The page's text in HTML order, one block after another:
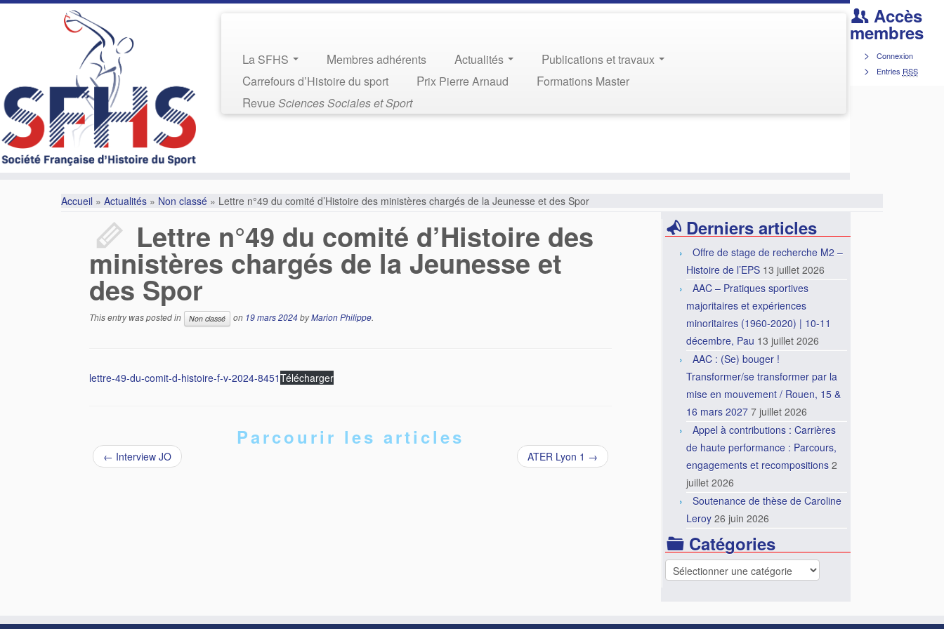
Accès
membres
Connexion
Entries RSS
La SFHS Membres adhérents Actualités
Publications et travaux
Carrefours d’Histoire du sport
Prix Pierre Arnaud
Formations Master
RevueSciences Sociales et Sport
Accueil » Actualités » Non classé » Lettre n°49 du comité d’Histoire des ministères chargés de la Jeunesse et des Spor
Lettre n°49 du comité d’Histoire des
ministères chargés de la Jeunesse et
des Spor
This entry was posted in Non classé on 19 mars 2024byMarion Philippe.
lettre-49-du-comit-d-histoire-f-v-2024-8451Télécharger
Parcourir les articles
← Interview JO ATER Lyon 1 →
Derniers articles
Offre de stage de recherche M2 –
Histoire de l’EPS 13 juillet 2026
AAC – Pratiques sportives
majoritaires et expériences
minoritaires (1960-2020) | 10-11
décembre, Pau 13 juillet 2026
AAC : (Se) bouger !
Transformer/se transformer par la
mise en mouvement / Rouen, 15 &
16 mars 2027 7 juillet 2026
Appel à contributions : Carrières
de haute performance : Parcours,
engagements et recompositions 2
juillet 2026
Soutenance de thèse de Caroline
Leroy 26 juin 2026
Catégories
Catégories